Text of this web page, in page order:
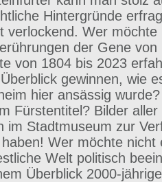
Hintergründe
verlockend. Wer möchte
der Gene von
von 1804 bis 2023
gewinnen, wie
hier ansässig
Fürstentitel? Bilder
im Stadtmuseum zur
Wer möchte nicht
Welt politisch
Überblick 2000-